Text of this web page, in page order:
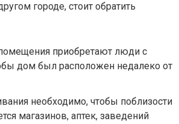
городе, стоит обратить
приобретают люди с
дом был расположен недалеко от
необходимо, чтобы поблизости
магазинов, аптек, заведений